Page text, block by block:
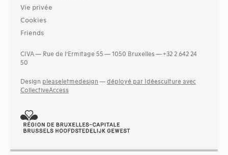
Vie privée
Cookies
Friends
CIVA — Rue de l’Ermitage 55 — 1050 Bruxelles — +32 2 642 24
50
Design pleaseletmedesign — déployé par Idéesculture avec
CollectiveAccess